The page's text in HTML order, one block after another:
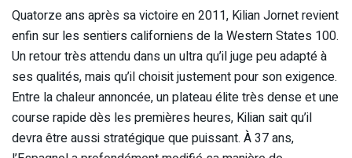
Quatorze ans après sa victoire en 2011, Kilian Jornet revient
enfin sur les sentiers californiens de la Western States 100.
Un retour très attendu dans un ultra qu’il juge peu adapté à
ses qualités, mais qu’il choisit justement pour son exigence.
Entre la chaleur annoncée, un plateau élite très dense et une
course rapide dès les premières heures, Kilian sait qu’il
devra être aussi stratégique que puissant. À 37 ans,